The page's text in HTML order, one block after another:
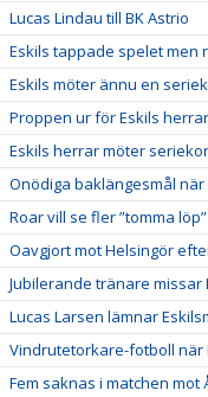
Lucas Lindau till BK Astrio
Eskils tappade spelet men
Eskils möter ännu en
Proppen ur för Eskils herrar
Eskils herrar möter
Onödiga baklängesmål när
Roar vill se fler ”tomma löp”
Oavgjort mot Helsingör
Jubilerande tränare missar
Lucas Larsen lämnar
Vindrutetorkare-fotboll när
Fem saknas i matchen mot